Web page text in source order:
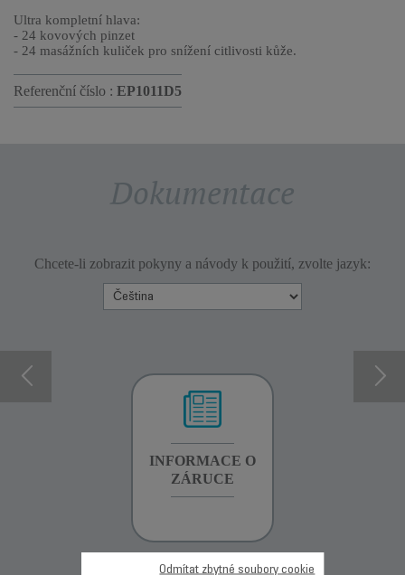
Ultra kompletní hlava:
- 24 kovových pinzet
- 24 masážních kuliček pro snížení citlivosti kůže.
Referenční číslo : EP1011D5
Dokumentace
Chcete-li zobrazit pokyny a návody k použití, zvolte jazyk:
INFORMACE O
ZÁRUCE
Odmítat zbytné soubory cookie